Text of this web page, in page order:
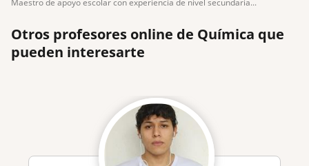
Otros profesores online de Química que
pueden interesarte